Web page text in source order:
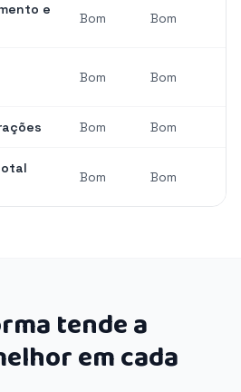
e
Bom Bom
Bom Bom
Bom Bom
Bom Bom
tende a
em cada